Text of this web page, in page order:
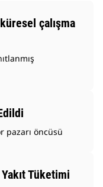
çalışma
pazarı öncüsü
Tüketimi